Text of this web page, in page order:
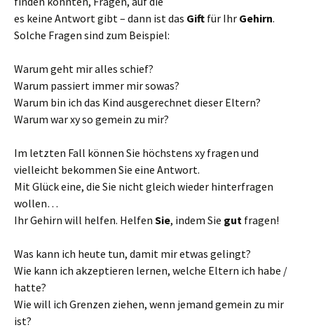
es keine Antwort gibt – dann ist das Gift für Ihr Gehirn.
Solche Fragen sind zum Beispiel:
Warum geht mir alles schief?
Warum passiert immer mir sowas?
Warum bin ich das Kind ausgerechnet dieser Eltern?
Warum war xy so gemein zu mir?
Im letzten Fall können Sie höchstens xy fragen und
vielleicht bekommen Sie eine Antwort.
Mit Glück eine, die Sie nicht gleich wieder hinterfragen
wollen…
Ihr Gehirn will helfen. Helfen Sie, indem Sie gut fragen!
Was kann ich heute tun, damit mir etwas gelingt?
Wie kann ich akzeptieren lernen, welche Eltern ich habe /
hatte?
Wie will ich Grenzen ziehen, wenn jemand gemein zu mir
ist?